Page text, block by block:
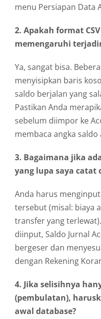
menu Persiapan Data
2. Apakah format
memengaruhi
Ya, sangat bisa.
menyisipkan baris
saldo berjalan yang
Pastikan Anda
sebelum diimpor ke
membaca angka
3. Bagaimana jika
yang lupa saya catat
Anda harus
tersebut (misal: biaya
transfer yang
diinput, Saldo Jurnal
bergeser dan
dengan Rekening
4. Jika selisihnya
(pembulatan),
awal database?